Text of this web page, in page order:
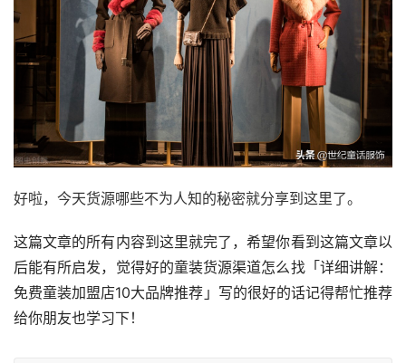
好啦，今天货源哪些不为人知的秘密就分享到这里了。
这篇文章的所有内容到这里就完了，希望你看到这篇文章以
后能有所启发，觉得好的童装货源渠道怎么找「详细讲解：
免费童装加盟店10大品牌推荐」写的很好的话记得帮忙推荐
给你朋友也学习下！